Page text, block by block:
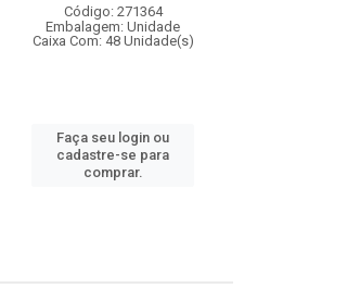
Código: 271364
Embalagem: Unidade
Caixa Com: 48 Unidade(s)
Faça seu login ou
cadastre-se para
comprar.